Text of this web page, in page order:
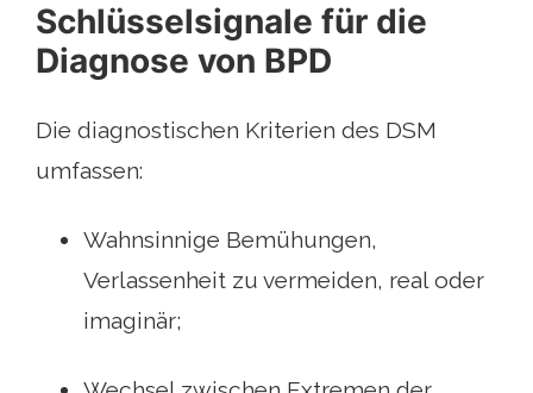
Schlüsselsignale für die
Diagnose von BPD
Die diagnostischen Kriterien des DSM
umfassen:
Wahnsinnige Bemühungen,
Verlassenheit zu vermeiden, real oder
imaginär;